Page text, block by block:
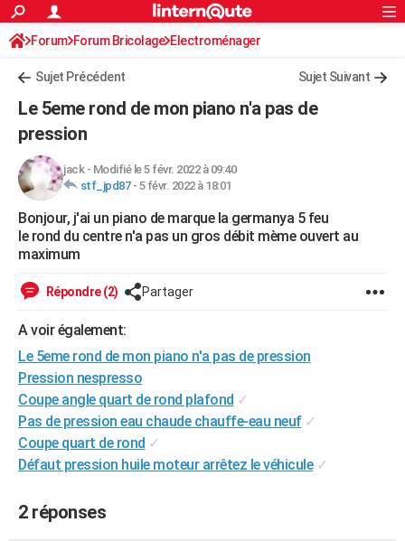
ACTUALITÉS
Politique
Société
Faits Divers
Education
Monde
Villes
+
Programme TV
Streaming
Sorties cinéma
FINANCE
Retraite
Impôts
Epargne
Immobilier
Risques naturels par ville
Banque
Assurance
Crédit
AUTO
Essais
Réserver un essai
Citadines
Berlines
SUV
Forum auto
HIGH-TECH
Mobiles
Meilleur smartphone
Internet
Ordinateurs
Jeux vidéo
Guide high-tech
BRICOLAGE
WEEK-END
Art de vivre
Bien-être
Loisirs
ModeModes de vie
SANTE
Alimentation
Guide de la santé
Maladies
Médicaments
Sommeil
Destinations
City break
Voyage nature
Voyage de noces
Forum
Climat
PHOTO
GUIDES D'ACHAT
S'inscrire
Connexion
Forum Forum Bricolage Electroménager
Sujet Précédent Sujet Suivant
Le 5eme rond de mon piano n'a pas de
pression
jack- Modifié le 5 févr. 2022 à 09:40
stf_jpd87- 5 févr. 2022 à 18:01
Bonjour, j'ai un piano de marque la germanya 5 feu
le rond du centre n'a pas un gros débit mème ouvert au
maximum
Répondre (2) Partager
A voir également:
Le 5eme rond de mon piano n'a pas de pression
Pression nespresso
Coupe angle quart de rond plafond ✓
Pas de pression eau chaude chauffe-eau neuf ✓
Coupe quart de rond ✓
Défaut pression huile moteur arrêtez le véhicule ✓
2 réponses